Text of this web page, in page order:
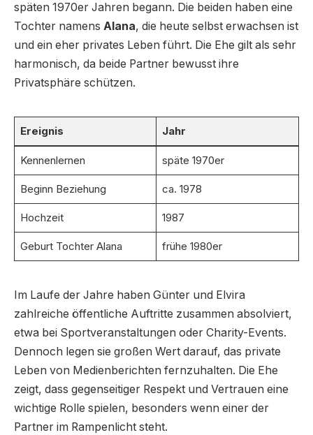
späten 1970er Jahren begann. Die beiden haben eine
Tochter namens Alana, die heute selbst erwachsen ist
und ein eher privates Leben führt. Die Ehe gilt als sehr
harmonisch, da beide Partner bewusst ihre
Privatsphäre schützen.
Ereignis Jahr
Kennenlernen späte 1970er
Beginn Beziehung ca. 1978
Hochzeit 1987
Geburt Tochter Alana frühe 1980er
Im Laufe der Jahre haben Günter und Elvira
zahlreiche öffentliche Auftritte zusammen absolviert,
etwa bei Sportveranstaltungen oder Charity-Events.
Dennoch legen sie großen Wert darauf, das private
Leben von Medienberichten fernzuhalten. Die Ehe
zeigt, dass gegenseitiger Respekt und Vertrauen eine
wichtige Rolle spielen, besonders wenn einer der
Partner im Rampenlicht steht.